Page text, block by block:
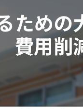
ため
費用削